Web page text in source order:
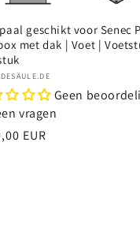
geschikt voor Senec
met dak | Voet |
Geen
vragen
EUR